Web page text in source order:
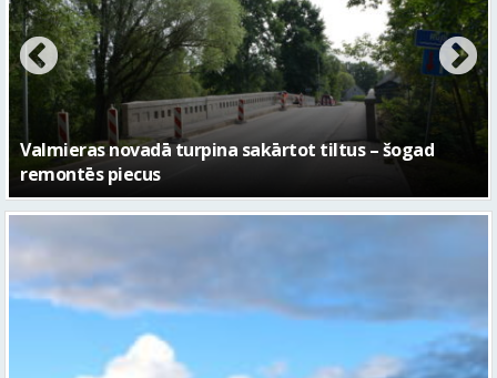
No pagaidu teātra līdz laikmetīgās kultūras centram
– kā attīstīsies “Kurtuve”